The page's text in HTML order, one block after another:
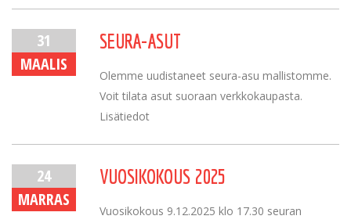
31
MAALIS
SEURA-ASUT
Olemme uudistaneet seura-asu mallistomme.
Voit tilata asut suoraan verkkokaupasta.
Lisätiedot
24
MARRAS
VUOSIKOKOUS 2025
Vuosikokous 9.12.2025 klo 17.30 seuran